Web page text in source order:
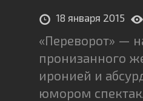
18 января 2015
«Переворот» —
пронизанного
иронией и
юмором